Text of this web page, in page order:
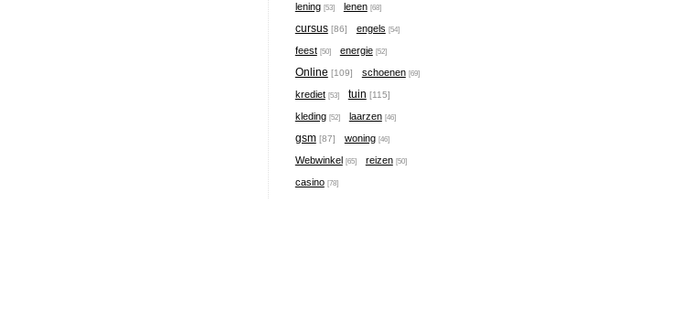
lening [53] lenen [68]
cursus [86] engels [54]
feest [50] energie [52]
Online [109] schoenen [69]
krediet [53] tuin [115]
kleding [52] laarzen [46]
gsm [87] woning [46]
Webwinkel [65] reizen [50]
casino [78]